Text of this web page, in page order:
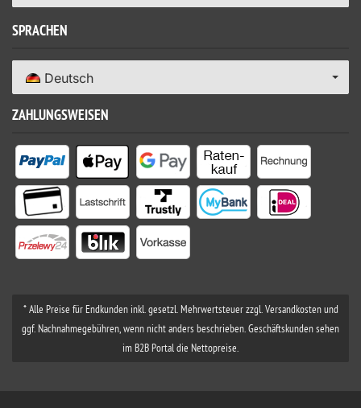
SPRACHEN
Deutsch
ZAHLUNGSWEISEN
* Alle Preise für Endkunden inkl. gesetzl. Mehrwertsteuer zzgl. Versandkosten und
ggf. Nachnahmegebühren, wenn nicht anders beschrieben. Geschäftskunden sehen
im B2B Portal die Nettopreise.